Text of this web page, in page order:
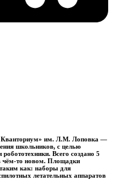
им. Л.М. Лоповка —
школьников, с целью
Всего создано 5
чём-то новом. Площадки
как: наборы для
летательных аппаратов